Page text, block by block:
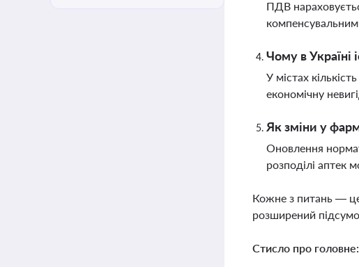
ПДВ
Чому в Україні
У містах
економічну
Як зміни у
Оновлення
розподілі аптек
Кожне з питань —
розширений
Стисло про головне: